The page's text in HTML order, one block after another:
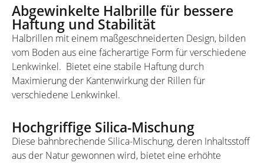
Abgewinkelte Halbrille für bessere
Haftung und Stabilität
Halbrillen mit einem maßgeschneiderten Design, bilden
vom Boden aus eine fächerartige Form für verschiedene
Lenkwinkel. Bietet eine stabile Haftung durch
Maximierung der Kantenwirkung der Rillen für
verschiedene Lenkwinkel.
Hochgriffige Silica-Mischung
Diese bahnbrechende Silica-Mischung, deren Inhaltsstoff
aus der Natur gewonnen wird, bietet eine erhöhte